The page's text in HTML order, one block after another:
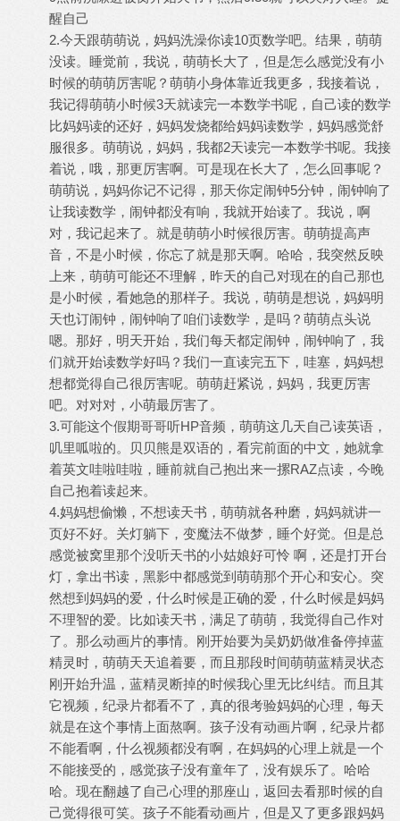
醒自己
2.今天跟萌萌说，妈妈洗澡你读10页数学吧。结果，萌萌
没读。睡觉前，我说，萌萌长大了，但是怎么感觉没有小
时候的萌萌厉害呢？萌萌小身体靠近我更多，我接着说，
我记得萌萌小时候3天就读完一本数学书呢，自己读的数学
比妈妈读的还好，妈妈发烧都给妈妈读数学，妈妈感觉舒
服很多。萌萌说，妈妈，我都2天读完一本数学书呢。我接
着说，哦，那更厉害啊。可是现在长大了，怎么回事呢？
萌萌说，妈妈你记不记得，那天你定闹钟5分钟，闹钟响了
让我读数学，闹钟都没有响，我就开始读了。我说，啊
对，我记起来了。就是萌萌小时候很厉害。萌萌提高声
音，不是小时候，你忘了就是那天啊。哈哈，我突然反映
上来，萌萌可能还不理解，昨天的自己对现在的自己那也
是小时候，看她急的那样子。我说，萌萌是想说，妈妈明
天也订闹钟，闹钟响了咱们读数学，是吗？萌萌点头说
嗯。那好，明天开始，我们每天都定闹钟，闹钟响了，我
们就开始读数学好吗？我们一直读完五下，哇塞，妈妈想
想都觉得自己很厉害呢。萌萌赶紧说，妈妈，我更厉害
吧。对对对，小萌最厉害了。
3.可能这个假期哥哥听HP音频，萌萌这几天自己读英语，
叽里呱啦的。贝贝熊是双语的，看完前面的中文，她就拿
着英文哇啦哇啦，睡前就自己抱出来一摞RAZ点读，今晚
自己抱着读起来。
4.妈妈想偷懒，不想读天书，萌萌就各种磨，妈妈就讲一
页好不好。关灯躺下，变魔法不做梦，睡个好觉。但是总
感觉被窝里那个没听天书的小姑娘好可怜 啊，还是打开台
灯，拿出书读，黑影中都感觉到萌萌那个开心和安心。突
然想到妈妈的爱，什么时候是正确的爱，什么时候是妈妈
不理智的爱。比如读天书，满足了萌萌，我觉得自己作对
了。那么动画片的事情。刚开始要为吴奶奶做准备停掉蓝
精灵时，萌萌天天追着要，而且那段时间萌萌蓝精灵状态
刚开始升温，蓝精灵断掉的时候我心里无比纠结。而且其
它视频，纪录片都看不了，真的很考验妈妈的心理，每天
就是在这个事情上面熬啊。孩子没有动画片啊，纪录片都
不能看啊，什么视频都没有啊，在妈妈的心理上就是一个
不能接受的，感觉孩子没有童年了，没有娱乐了。哈哈
哈。现在翻越了自己心理的那座山，返回去看那时候的自
己觉得很可笑。孩子不能看动画片，但是又了更多跟妈妈